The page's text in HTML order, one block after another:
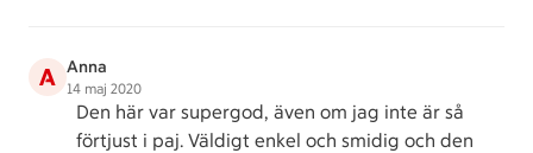
A Anna
14 maj 2020
Den här var supergod, även om jag inte är så
förtjust i paj. Väldigt enkel och smidig och den